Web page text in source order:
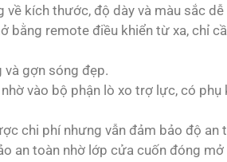
kích thước, độ dày và màu sắc
bằng remote điều khiển từ xa, chỉ
và gợn sóng đẹp.
vào bộ phận lò xo trợ lực, có
chi phí nhưng vẫn đảm bảo độ an
an toàn nhờ lớp cửa cuốn đóng